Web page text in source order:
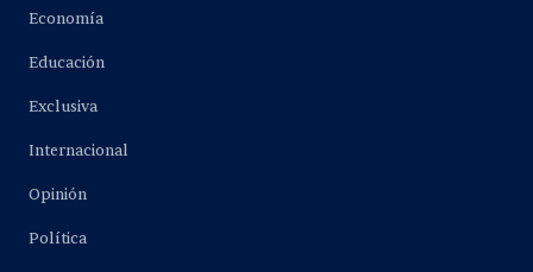
Economía
Educación
Exclusiva
Internacional
Opinión
Política